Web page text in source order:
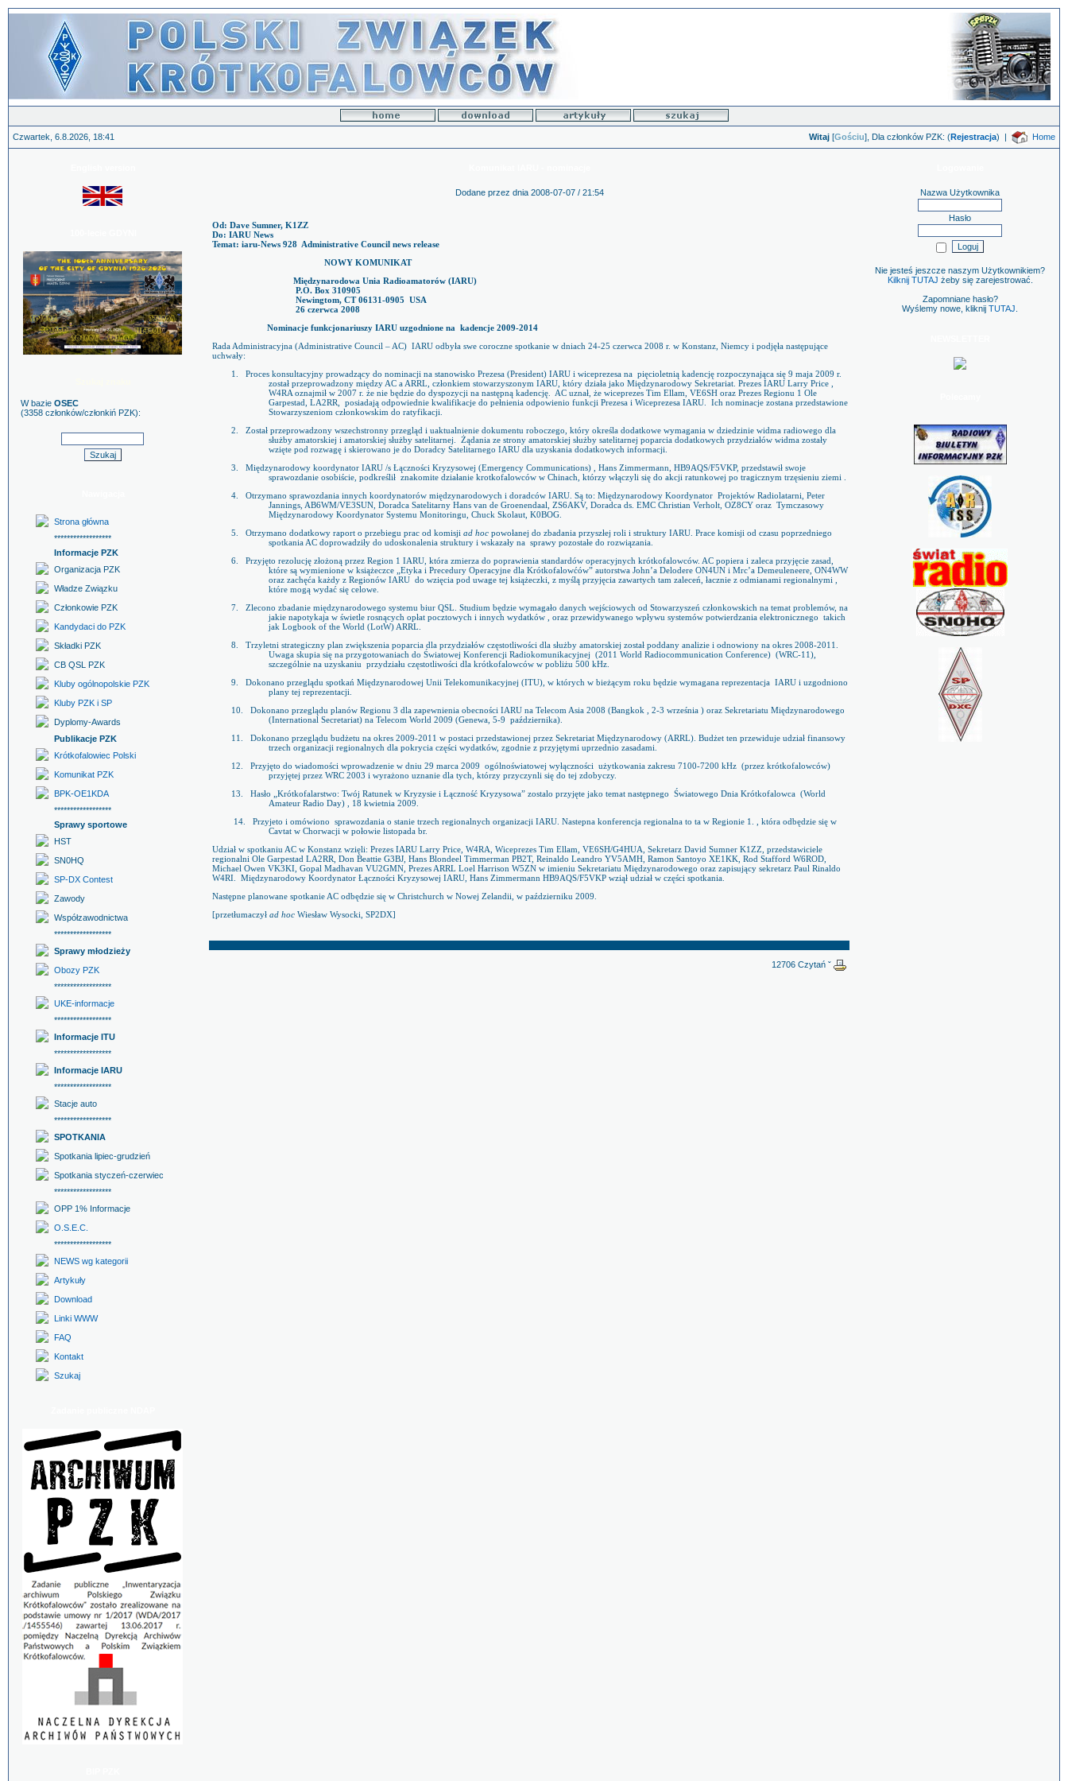
Czwartek, 6.8.2026, 18:41 Witaj [Gościu], Dla członków PZK: (Rejestracja) | Home
W bazie OSEC
(3358 członków/członkiń PZK):
Strona główna
******************
Informacje PZK
Organizacja PZK
Władze Związku
Członkowie PZK
Kandydaci do PZK
Składki PZK
CB QSL PZK
Kluby ogólnopolskie PZK
Kluby PZK i SP
Dyplomy-Awards
Publikacje PZK
Krótkofalowiec Polski
Komunikat PZK
BPK-OE1KDA
******************
Sprawy sportowe
HST
SN0HQ
SP-DX Contest
Zawody
Współzawodnictwa
******************
Sprawy młodzieży
Obozy PZK
******************
UKE-informacje
******************
Informacje ITU
******************
Informacje IARU
******************
Stacje auto
******************
SPOTKANIA
Spotkania lipiec-grudzień
Spotkania styczeń-czerwiec
******************
OPP 1% Informacje
O.S.E.C.
******************
NEWS wg kategorii
Artykuły
Download
Linki WWW
FAQ
Kontakt
Szukaj
Dodane przez dnia 2008-07-07 / 21:54
Od: Dave Sumner, K1ZZ
Do: IARU News
Temat: iaru-News 928 Administrative Council news release
NOWY KOMUNIKAT
Międzynarodowa Unia Radioamatorów (IARU)
P.O. Box 310905
Newingtom, CT 06131-0905
USA
26 czerwca 2008
Nominacje funkcjonariuszy IARU uzgodnione na kadencje 2009-2014
Rada Administracyjna (Administrative Council – AC) IARU odbyła swe coroczne spotkanie w dniach 24-25 czerwca 2008 r. w Konstanz, Niemcy i podjęła następujące
uchwały:
1. Proces konsultacyjny prowadzący do nominacji na stanowisko Prezesa (President) IARU i wiceprezesa na pięcioletnią kadencję rozpoczynająca się 9 maja 2009 r.
został przeprowadzony między AC a ARRL, członkiem stowarzyszonym IARU, który działa jako Międzynarodowy Sekretariat. Prezes IARU Larry Price ,
W4RA oznajmił w 2007 r. że nie będzie do dyspozycji na następną kadencję.
AC uznał, że wiceprezes Tim Ellam, VE6SH oraz Prezes Regionu 1 Ole
Garpestad, LA2RR,
posiadają odpowiednie kwalifikacje do pełnienia odpowienio funkcji Prezesa i Wiceprezesa IARU.
Ich nominacje zostana przedstawione
Stowarzyszeniom członkowskim do ratyfikacji.
2. Został przeprowadzony wszechstronny przegląd i uaktualnienie dokumentu roboczego, który określa dodatkowe wymagania w dziedzinie widma radiowego dla
służby amatorskiej i amatorskiej służby satelitarnej.
Żądania ze strony amatorskiej służby satelitarnej poparcia dodatkowych przydziałów widma zostały
wzięte pod rozwagę i skierowano je do Doradcy Satelitarnego IARU dla uzyskania dodatkowych informacji.
3.
Międzynarodowy koordynator IARU /s Łączności Kryzysowej (Emergency Communications) , Hans Zimmermann, HB9AQS/F5VKP, przedstawił swoje
sprawozdanie osobiście, podkreślił znakomite działanie krotkofalowców w Chinach, którzy włączyli się do akcji ratunkowej po tragicznym trzęsieniu ziemi .
4. Otrzymano sprawozdania innych koordynatorów międzynarodowych i doradców IARU. Są to: Międzynarodowy Koordynator Projektów Radiolatarni, Peter
Jannings, AB6WM/VE3SUN, Doradca Satelitarny Hans van de Groenendaal, ZS6AKV, Doradca ds. EMC Christian Verholt, OZ8CY oraz Tymczasowy
Międzynarodowy Koordynator Systemu Monitoringu, Chuck Skolaut, K0BOG.
5. Otrzymano dodatkowy raport o przebiegu prac od komisji ad hoc powołanej do zbadania przyszłej roli i struktury IARU. Prace komisji od czasu poprzedniego
spotkania AC doprowadziły do udoskonalenia struktury i wskazały na sprawy pozostałe do rozwiązania.
6.
Przyjęto rezolucję złożoną przez Region 1 IARU, która zmierza do poprawienia standardów operacyjnych krótkofalowców. AC popiera i zaleca przyjęcie zasad,
które są wymienione w książeczce „Etyka i Precedury Operacyjne dla Krótkofalowćów” autorstwa John’a Delodere ON4UN i Mrc’a Demeuleneere, ON4WW
oraz zachęća każdy z Regionów IARU do wzięcia pod uwage tej książeczki, z myślą przyjęcia zawartych tam zaleceń, łacznie z odmianami regionalnymi ,
które mogą wydać się celowe.
7.
Zlecono zbadanie międzynarodowego systemu biur QSL. Studium będzie wymagało danych wejściowych od Stowarzyszeń członkowskich na temat problemów, na
jakie napotykaja w świetle rosnących opłat pocztowych i innych wydatków , oraz przewidywanego wpływu systemów potwierdzania elektronicznego
takich
jak Logbook of the World (LotW) ARRL.
8.
Trzyletni strategiczny plan zwiększenia poparcia dla przydziałów częstotliwości dla służby amatorskiej został poddany analizie i odnowiony na okres 2008-2011.
Uwaga skupia się na przygotowaniach do Światowej Konferencji Radiokomunikacyjnej
(2011 World Radiocommunication Conference) (WRC-11),
szczególnie na uzyskaniu
przydziału częstotliwości dla krótkofalowców w pobliżu 500 kHz.
9. Dokonano przeglądu spotkań Międzynarodowej Unii Telekomunikacyjnej (ITU), w których w bieżącym roku będzie wymagana reprezentacja IARU i uzgodniono
plany tej reprezentacji.
10.
Dokonano przeglądu planów Regionu 3 dla zapewnienia obecności IARU na Telecom Asia 2008 (Bangkok , 2-3 września ) oraz Sekretariatu Międzynarodowego
(International Secretariat) na Telecom World 2009 (Genewa, 5-9
października).
11.
Dokonano przeglądu budżetu na okres 2009-2011 w postaci przedstawionej przez Sekretariat Międzynarodowy (ARRL). Budżet ten przewiduje udział finansowy
trzech organizacji regionalnych dla pokrycia części wydatków, zgodnie z przyjętymi uprzednio zasadami.
12. Przyjęto do wiadomości wprowadzenie w dniu 29 marca 2009 ogólnoświatowej wyłączności użytkowania zakresu 7100-7200 kHz (przez krótkofalowców)
przyjętej przez WRC 2003 i wyrażono uznanie dla tych, którzy przyczynli się do tej zdobyczy.
13. Hasło „Krótkofalarstwo: Twój Ratunek w Kryzysie i Łączność Kryzysowa” zostalo przyjęte jako temat następnego Światowego Dnia Krótkofalowca (World
Amateur Radio Day) , 18 kwietnia 2009.
14. Przyjeto i omówiono
sprawozdania o stanie trzech regionalnych organizacji IARU. Nastepna konferencja regionalna to ta w Regionie 1. , która odbędzie się w
Cavtat w Chorwacji w połowie listopada br.
Udział w spotkaniu AC w Konstanz wzięli: Prezes IARU Larry Price, W4RA, Wiceprezes Tim Ellam, VE6SH/G4HUA, Sekretarz David Sumner K1ZZ, przedstawiciele
regionalni Ole Garpestad LA2RR, Don Beattie G3BJ, Hans Blondeel Timmerman PB2T, Reinaldo Leandro YV5AMH, Ramon Santoyo XE1KK, Rod Stafford W6ROD,
Michael Owen VK3KI, Gopal Madhavan VU2GMN, Prezes ARRL Loel Harrison W5ZN w imieniu Sekretariatu Międzynarodowego oraz zapisujący sekretarz Paul Rinaldo
W4RI.
Międzynarodowy Koordynator Łączności Kryzysowej IARU, Hans Zimmermann HB9AQS/F5VKP wziął udział w części spotkania.
Następne planowane spotkanie AC odbędzie się w Christchurch w Nowej Zelandii, w październiku 2009.
[przetłumaczył ad hoc Wiesław Wysocki, SP2DX]
12706 Czytań ˇ
Nazwa Użytkownika
Hasło
Nie jesteś jeszcze naszym Użytkownikiem?
Kilknij TUTAJ żeby się zarejestrować.
Zapomniane hasło?
Wyślemy nowe, kliknij TUTAJ